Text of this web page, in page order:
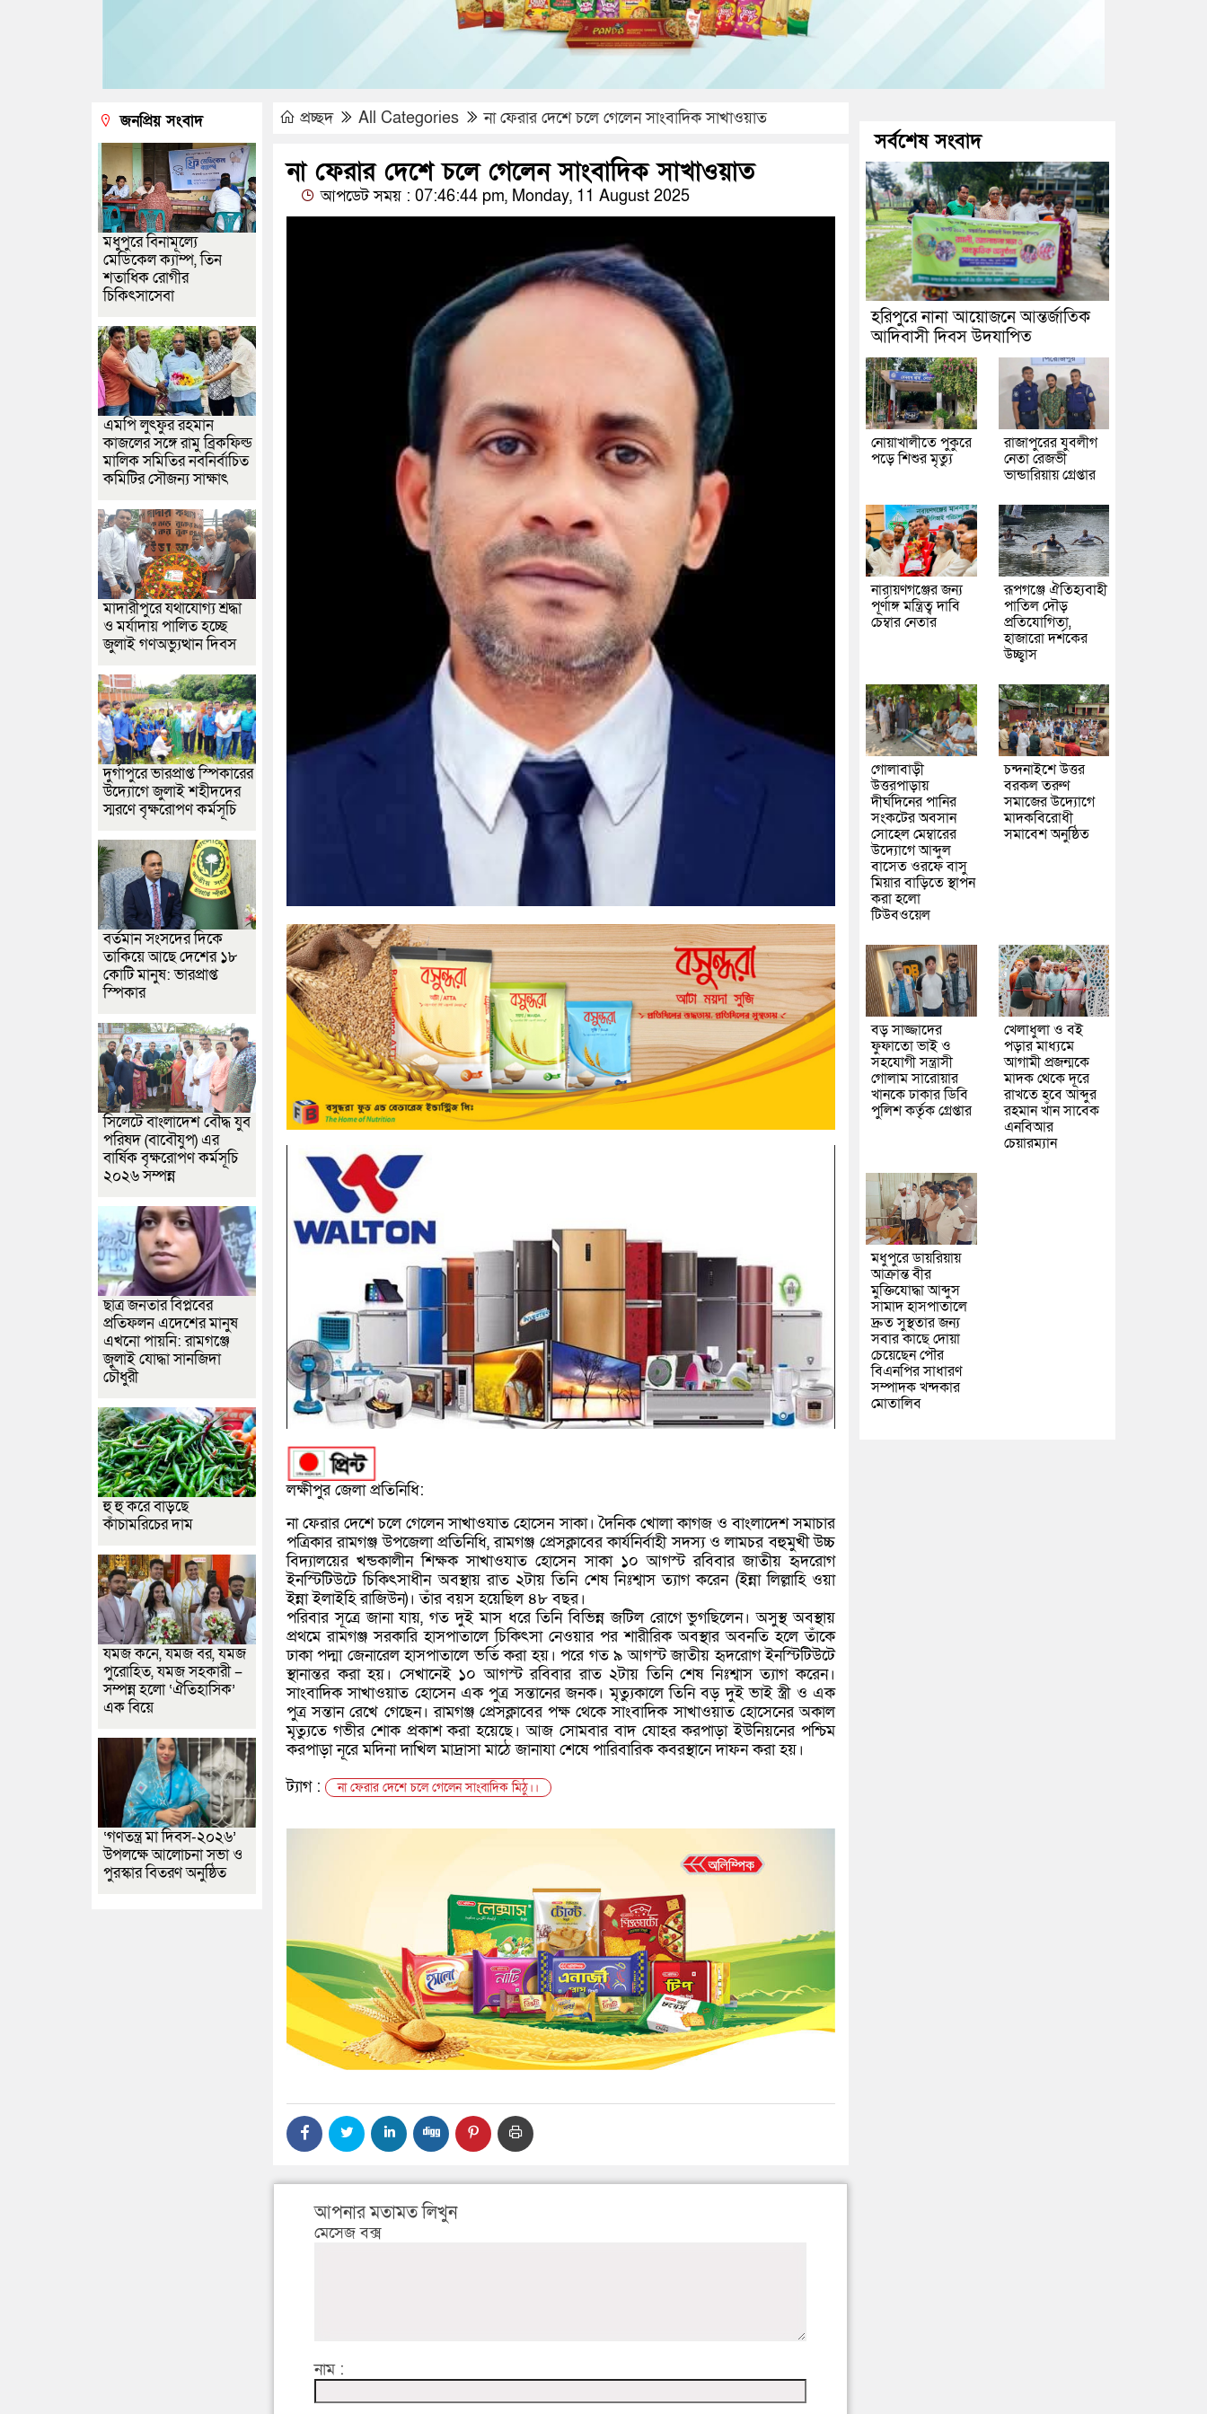
প্রচ্ছদ All Categories না ফেরার দেশে চলে গেলেন সাংবাদিক সাখাওয়াত
না ফেরার দেশে চলে গেলেন সাংবাদিক সাখাওয়াত
আপডেট সময় : 07:46:44 pm, Monday, 11 August 2025
লক্ষীপুর জেলা প্রতিনিধি:
না ফেরার দেশে চলে গেলেন সাখাওযাত হোসেন সাকা। দৈনিক খোলা কাগজ ও বাংলাদেশ সমাচার
পত্রিকার রামগঞ্জ উপজেলা প্রতিনিধি, রামগঞ্জ প্রেসক্লাবের কার্যনির্বাহী সদস্য ও লামচর বহুমুখী উচ্চ
বিদ্যালয়ের খন্ডকালীন শিক্ষক সাখাওযাত হোসেন সাকা ১০ আগস্ট রবিবার জাতীয় হৃদরোগ
ইনস্টিটিউটে চিকিৎসাধীন অবস্থায় রাত ২টায় তিনি শেষ নিঃশ্বাস ত্যাগ করেন (ইন্না লিল্লাহি ওয়া
ইন্না ইলাইহি রাজিউন)। তাঁর বয়স হয়েছিল ৪৮ বছর।
পরিবার সূত্রে জানা যায়, গত দুই মাস ধরে তিনি বিভিন্ন জটিল রোগে ভুগছিলেন। অসুস্থ অবস্থায়
প্রথমে রামগঞ্জ সরকারি হাসপাতালে চিকিৎসা নেওয়ার পর শারীরিক অবস্থার অবনতি হলে তাঁকে
ঢাকা পদ্মা জেনারেল হাসপাতালে ভর্তি করা হয়। পরে গত ৯ আগস্ট জাতীয় হৃদরোগ ইনস্টিটিউটে
স্থানান্তর করা হয়। সেখানেই ১০ আগস্ট রবিবার রাত ২টায় তিনি শেষ নিঃশ্বাস ত্যাগ করেন।
সাংবাদিক সাখাওয়াত হোসেন এক পুত্র সন্তানের জনক। মৃত্যুকালে তিনি বড় দুই ভাই স্ত্রী ও এক
পুত্র সন্তান রেখে গেছেন। রামগঞ্জ প্রেসক্লাবের পক্ষ থেকে সাংবাদিক সাখাওয়াত হোসেনের অকাল
মৃত্যুতে গভীর শোক প্রকাশ করা হয়েছে। আজ সোমবার বাদ যোহর করপাড়া ইউনিয়নের পশ্চিম
করপাড়া নূরে মদিনা দাখিল মাদ্রাসা মাঠে জানাযা শেষে পারিবারিক কবরস্থানে দাফন করা হয়।
ট্যাগ :
না ফেরার দেশে চলে গেলেন সাংবাদিক মিঠু।।
আপনার মতামত লিখুন
মেসেজ বক্স
নাম :
জনপ্রিয় সংবাদ
মধুপুরে বিনামূল্যে
মেডিকেল ক্যাম্প, তিন
শতাধিক রোগীর
চিকিৎসাসেবা
এমপি লুৎফুর রহমান
কাজলের সঙ্গে রামু ব্রিকফিল্ড
মালিক সমিতির নবনির্বাচিত
কমিটির সৌজন্য সাক্ষাৎ
মাদারীপুরে যথাযোগ্য শ্রদ্ধা
ও মর্যাদায় পালিত হচ্ছে
জুলাই গণঅভ্যুত্থান দিবস
দুর্গাপুরে ভারপ্রাপ্ত স্পিকারের
উদ্যোগে জুলাই শহীদদের
স্মরণে বৃক্ষরোপণ কর্মসূচি
বর্তমান সংসদের দিকে
তাকিয়ে আছে দেশের ১৮
কোটি মানুষ: ভারপ্রাপ্ত
স্পিকার
সিলেটে বাংলাদেশ বৌদ্ধ যুব
পরিষদ (বাবৌযুপ) এর
বার্ষিক বৃক্ষরোপণ কর্মসূচি
২০২৬ সম্পন্ন
ছাত্র জনতার বিপ্লবের
প্রতিফলন এদেশের মানুষ
এখনো পায়নি: রামগঞ্জে
জুলাই যোদ্ধা সানজিদা
চৌধুরী
হু হু করে বাড়ছে
কাঁচামরিচের দাম
যমজ কনে, যমজ বর, যমজ
পুরোহিত, যমজ সহকারী –
সম্পন্ন হলো ‘ঐতিহাসিক’
এক বিয়ে
‘গণতন্ত্র মা দিবস-২০২৬’
উপলক্ষে আলোচনা সভা ও
পুরস্কার বিতরণ অনুষ্ঠিত
সর্বশেষ সংবাদ
হরিপুরে নানা আয়োজনে আন্তর্জাতিক
আদিবাসী দিবস উদযাপিত
নোয়াখালীতে পুকুরে
পড়ে শিশুর মৃত্যু
রাজাপুরের যুবলীগ
নেতা রেজভী
ভান্ডারিয়ায় গ্রেপ্তার
নারায়ণগঞ্জের জন্য
পূর্ণাঙ্গ মন্ত্রিত্ব দাবি
চেম্বার নেতার
রূপগঞ্জে ঐতিহ্যবাহী
পাতিল দৌড়
প্রতিযোগিতা,
হাজারো দর্শকের
উচ্ছ্বাস
গোলাবাড়ী
উত্তরপাড়ায়
দীর্ঘদিনের পানির
সংকটের অবসান
সোহেল মেম্বারের
উদ্যোগে আব্দুল
বাসেত ওরফে বাসু
মিয়ার বাড়িতে স্থাপন
করা হলো
টিউবওয়েল
চন্দনাইশে উত্তর
বরকল তরুণ
সমাজের উদ্যোগে
মাদকবিরোধী
সমাবেশ অনুষ্ঠিত
বড় সাজ্জাদের
ফুফাতো ভাই ও
সহযোগী সন্ত্রাসী
গোলাম সারোয়ার
খানকে ঢাকার ডিবি
পুলিশ কর্তৃক গ্রেপ্তার
খেলাধুলা ও বই
পড়ার মাধ্যমে
আগামী প্রজন্মকে
মাদক থেকে দূরে
রাখতে হবে আব্দুর
রহমান খাঁন সাবেক
এনবিআর
চেয়ারম্যান
মধুপুরে ডায়রিয়ায়
আক্রান্ত বীর
মুক্তিযোদ্ধা আব্দুস
সামাদ হাসপাতালে
দ্রুত সুস্থতার জন্য
সবার কাছে দোয়া
চেয়েছেন পৌর
বিএনপির সাধারণ
সম্পাদক খন্দকার
মোতালিব